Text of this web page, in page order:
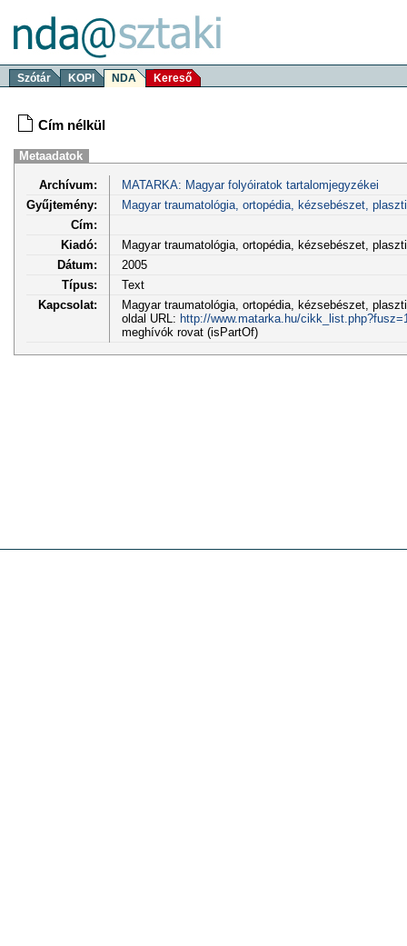
Szótár KOPI NDA Kereső
Cím nélkül
Metaadatok
Archívum:
MATARKA: Magyar folyóiratok tartalomjegyzékei
Gyűjtemény:
Magyar traumatológia, ortopédia, kézsebészet,
Cím:
Kiadó:
Magyar traumatológia, ortopédia, kézsebészet,
Dátum:
2005
Típus:
Text
Kapcsolat:
Magyar traumatológia, ortopédia, kézsebészet,
oldal URL: http://www.matarka.hu/
meghívók rovat (isPartOf)